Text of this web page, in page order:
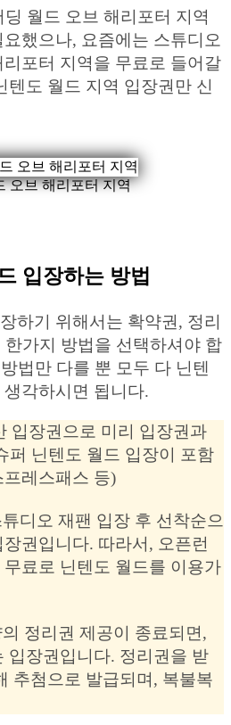
월드 오브 해리포터 지역
했으나, 요즘에는 스튜디오
포터 지역을 무료로 들어갈
텐도 월드 지역 입장권만 신
오브 해리포터 지역
입장하는 방법
하기 위해서는 확약권, 정리
가지 방법을 선택하셔야 합
법만 다를 뿐 모두 다 닌텐
각하시면 됩니다.
입장권으로 미리 입장권과
퍼 닌텐도 월드 입장이 포함
레스패스 등)
디오 재팬 입장 후 선착순으
권입니다. 따라서, 오픈런
료로 닌텐도 월드를 이용가
정리권 제공이 종료되면,
입장권입니다. 정리권을 받
추첨으로 발급되며, 복불복